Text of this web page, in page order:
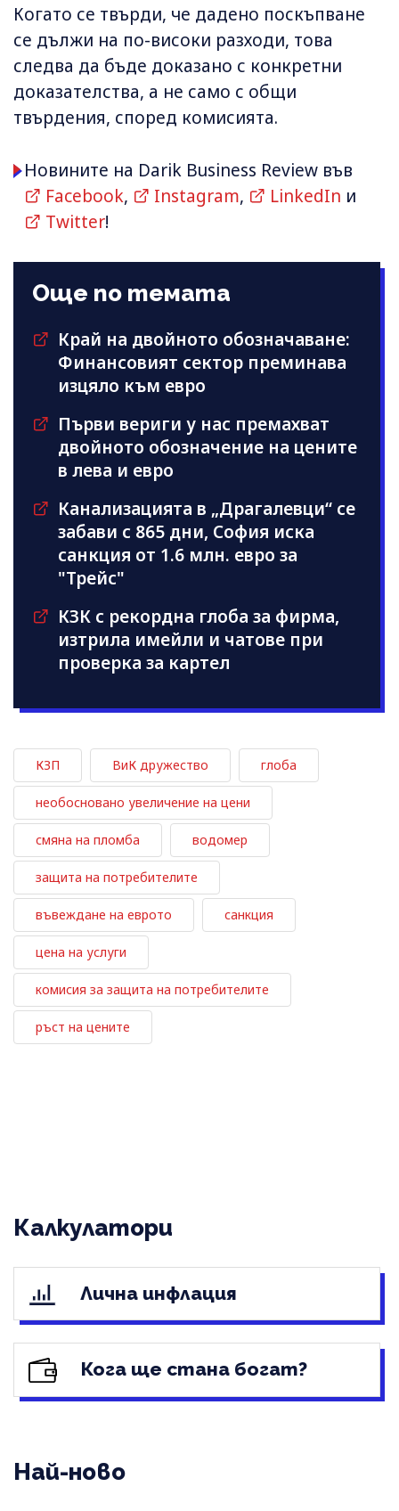
Когато се твърди, че дадено поскъпване
се дължи на по-високи разходи, това
следва да бъде доказано с конкретни
доказателства, а не само с общи
твърдения, според комисията.
Новините на Darik Business Review във
Facebook, Instagram, LinkedIn и
Twitter!
Още по темата
Край на двойното обозначаване:
Финансовият сектор преминава
изцяло към евро
Първи вериги у нас премахват
двойното обозначение на цените
в лева и евро
Канализацията в „Драгалевци“ се
забави с 865 дни, София иска
санкция от 1.6 млн. евро за
"Трейс"
КЗК с рекордна глоба за фирма,
изтрила имейли и чатове при
проверка за картел
КЗП ВиК дружество глоба
необосновано увеличение на цени
смяна на пломба водомер
защита на потребителите
въвеждане на еврото санкция
цена на услуги
комисия за защита на потребителите
ръст на цените
Калкулатори
Лична инфлация
Кога ще стана богат?
Най-ново